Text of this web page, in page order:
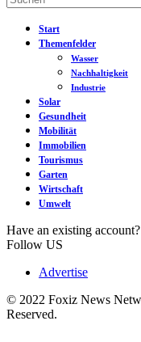
Start
Themenfelder
Wasser
Nachhaltigkeit
Industrie
Solar
Gesundheit
Mobilität
Immobilien
Tourismus
Garten
Wirtschaft
Umwelt
Have an existing account?
Follow US
Advertise
© 2022 Foxiz News
Reserved.